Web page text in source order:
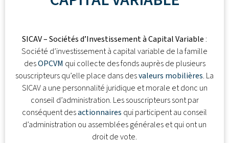
SICAV – Sociétés d’Investissement à Capital Variable :
Société d’investissement à capital variable de la famille
desOPCVM qui collecte des fonds auprès de plusieurs
souscripteurs qu’elle place dans desvaleurs mobilières. La
SICAV a une personnalité juridique et morale et donc un
conseil d’administration. Les souscripteurs sont par
conséquent desactionnaires qui participent au conseil
d’administration ou assemblées générales et qui ont un
droit de vote.